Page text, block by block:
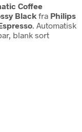
Coffee
Black fra Philips
. Automatisk
blank sort